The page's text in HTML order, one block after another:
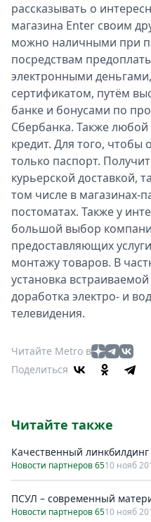
рассказывать о
магазина Enter своим
можно наличными при
посредствам
электронными
сертификатом, путём
банке и бонусами по
Сбербанка. Также
кредит. Для того,
только паспорт.
курьерской доставкой,
том числе в магазинах-
постоматах. Также у
большой выбор
предоставляющих
монтажу товаров. В
установка
доработка электро- и
телевидения.
Читайте Metro в
Поделиться
Читайте также
Качественный
Новости партнеров 6510 нояб
ПСУЛ – современный
Новости партнеров 6510 нояб